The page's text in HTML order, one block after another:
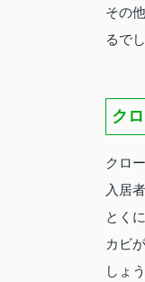
その
るで
ク
クロ
入居
とく
カビ
しょう